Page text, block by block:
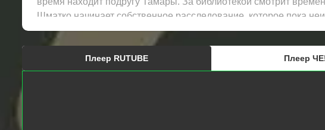
Шматко начинает собственное расследование, которое пока
Плеер RUTUBE Плеер